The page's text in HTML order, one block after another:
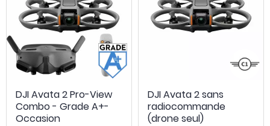
DJI Avata 2 Pro-View
Combo - Grade A+-
Occasion
DJI Avata 2 sans
radiocommande
(drone seul)